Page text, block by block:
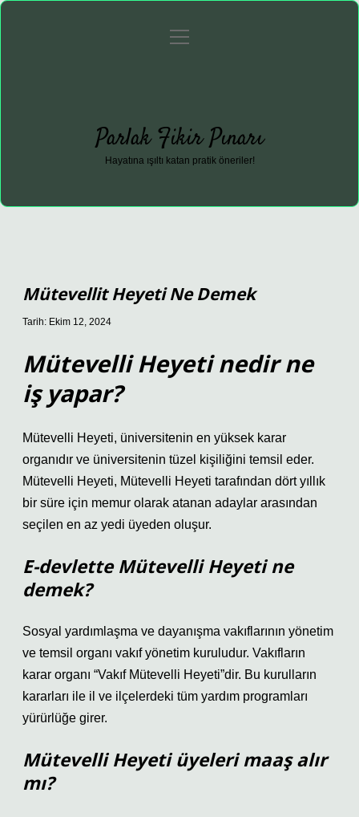
Gizlilik Politikası
menüyü
Parlak Fikir Pınarı
Hayatına ışıltı katan pratik öneriler!
Mütevellit Heyeti Ne Demek
Tarih: Ekim 12, 2024
Mütevelli Heyeti nedir ne
iş yapar?
Mütevelli Heyeti, üniversitenin en yüksek karar
organıdır ve üniversitenin tüzel kişiliğini temsil eder.
Mütevelli Heyeti, Mütevelli Heyeti tarafından dört yıllık
bir süre için memur olarak atanan adaylar arasından
seçilen en az yedi üyeden oluşur.
E-devlette Mütevelli Heyeti ne
demek?
Sosyal yardımlaşma ve dayanışma vakıflarının yönetim
ve temsil organı vakıf yönetim kuruludur. Vakıfların
karar organı “Vakıf Mütevelli Heyeti”dir. Bu kurulların
kararları ile il ve ilçelerdeki tüm yardım programları
yürürlüğe girer.
Mütevelli Heyeti üyeleri maaş alır
mı?